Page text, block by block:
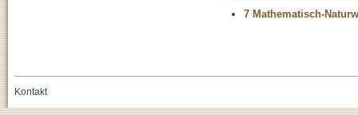
7 Mathematisch-
Kontakt